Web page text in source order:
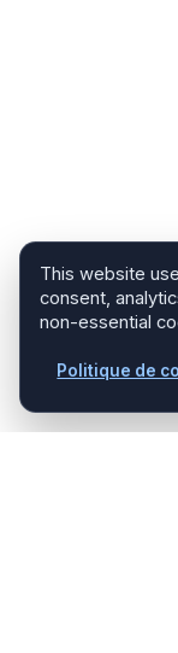
This website
consent,
non-essential
Politique de